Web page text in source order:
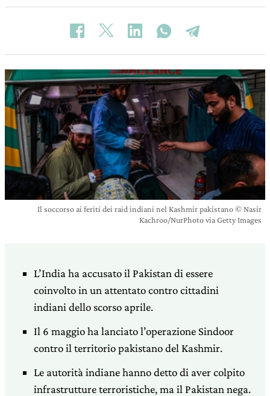
Il soccorso ai feriti dei raid indiani nel Kashmir pakistano © Nasir
Kachroo/NurPhoto via Getty Images
L’India ha accusato il Pakistan di essere
coinvolto in un attentato contro cittadini
indiani dello scorso aprile.
Il 6 maggio ha lanciato l’operazione Sindoor
contro il territorio pakistano del Kashmir.
Le autorità indiane hanno detto di aver colpito
infrastrutture terroristiche, ma il Pakistan nega.